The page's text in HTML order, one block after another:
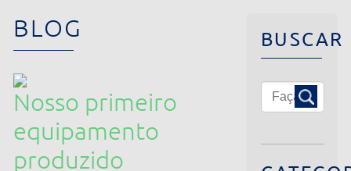
BLOG
Nosso primeiro
equipamento
produzido
14/07/2022 CATEGORIAS